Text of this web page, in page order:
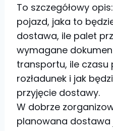
To szczegółowy
pojazd, jaka to
dostawa, ile palet
wymagane
transportu, ile czasu
rozładunek i jak
przyjęcie dostawy.
W dobrze
planowana